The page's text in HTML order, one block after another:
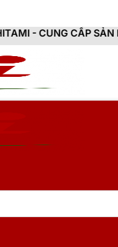
SẢN PHẨM CHÍNH